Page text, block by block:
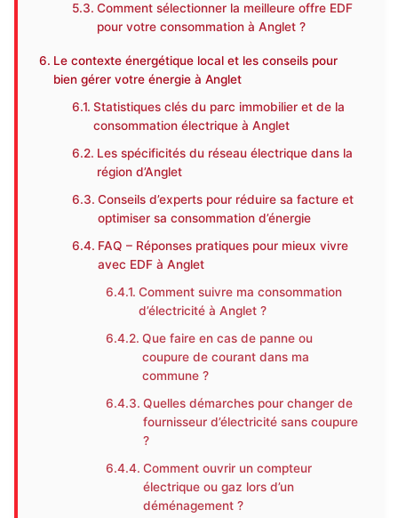
Comment sélectionner la meilleure offre EDF
pour votre consommation à Anglet ?
Le contexte énergétique local et les conseils pour
bien gérer votre énergie à Anglet
Statistiques clés du parc immobilier et de la
consommation électrique à Anglet
Les spécificités du réseau électrique dans la
région d’Anglet
Conseils d’experts pour réduire sa facture et
optimiser sa consommation d’énergie
FAQ – Réponses pratiques pour mieux vivre
avec EDF à Anglet
Comment suivre ma consommation
d’électricité à Anglet ?
Que faire en cas de panne ou
coupure de courant dans ma
commune ?
Quelles démarches pour changer de
fournisseur d’électricité sans coupure
?
Comment ouvrir un compteur
électrique ou gaz lors d’un
déménagement ?